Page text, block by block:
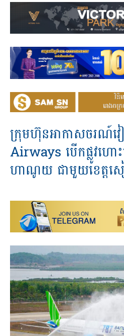
ក្រុមហ៊ុនអាកាសចរណ៍
Airways បើកផ្លូវហោះ
ហាណូយ ជាមួយខេត្តស